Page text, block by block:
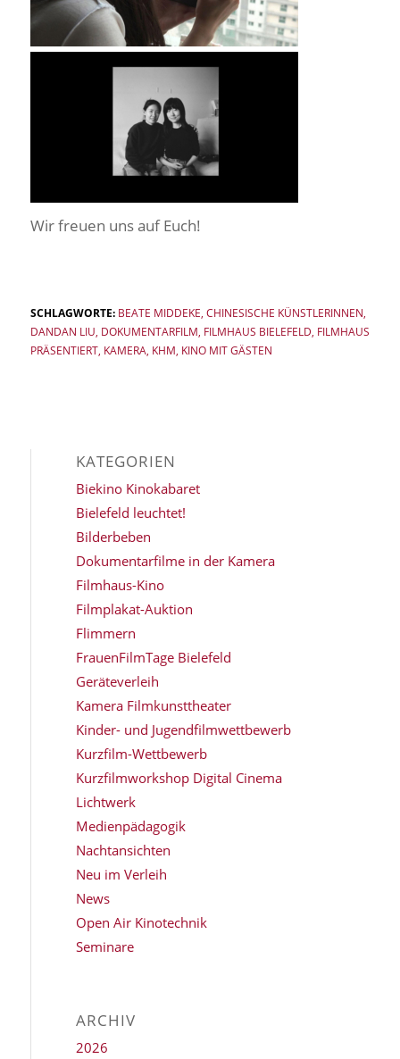
Wir freuen uns auf Euch!
SCHLAGWORTE: BEATE MIDDEKE, CHINESISCHE KÜNSTLERINNEN,
DANDAN LIU, DOKUMENTARFILM, FILMHAUS BIELEFELD, FILMHAUS
PRÄSENTIERT, KAMERA, KHM, KINO MIT GÄSTEN
KATEGORIEN
Biekino Kinokabaret
Bielefeld leuchtet!
Bilderbeben
Dokumentarfilme in der Kamera
Filmhaus-Kino
Filmplakat-Auktion
Flimmern
FrauenFilmTage Bielefeld
Geräteverleih
Kamera Filmkunsttheater
Kinder- und Jugendfilmwettbewerb
Kurzfilm-Wettbewerb
Kurzfilmworkshop Digital Cinema
Lichtwerk
Medienpädagogik
Nachtansichten
Neu im Verleih
News
Open Air Kinotechnik
Seminare
ARCHIV
2026